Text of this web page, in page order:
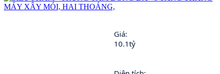
Giá:
10.1tỷ